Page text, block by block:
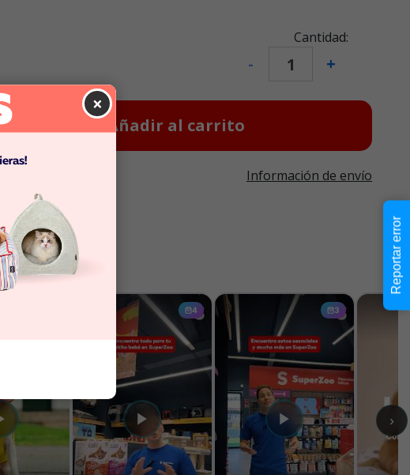
Cantidad:
- +
Añadir al carrito
Información de envío
×
Reportar error